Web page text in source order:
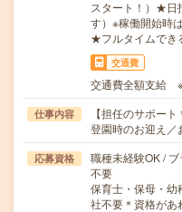
スタート！）★日
す）※稼働開始時
★フルタイムでき
交通費
交通費全額支給
仕事内容
【担任のサポー
登園時のお迎え
応募資格
職種未経験OK /
不要
保育士・保母・幼
社不要＊資格が